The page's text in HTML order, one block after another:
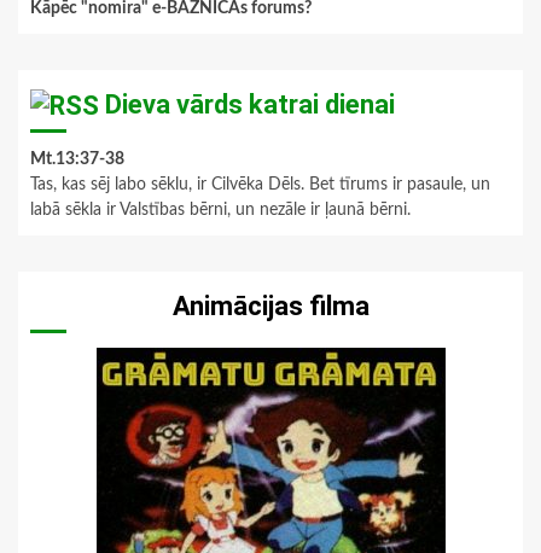
Kāpēc "nomira" e-BAZNĪCAs forums?
Dieva vārds katrai dienai
Mt.13:37-38
Tas, kas sēj labo sēklu, ir Cilvēka Dēls. Bet tīrums ir pasaule, un
labā sēkla ir Valstības bērni, un nezāle ir ļaunā bērni.
Animācijas filma